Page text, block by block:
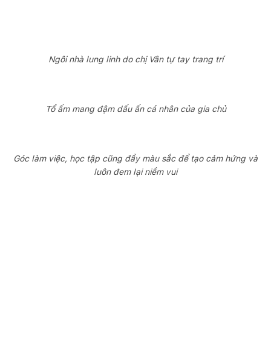
Ngôi nhà lung linh do chị Vân tự tay trang trí
Tổ ấm mang đậm dấu ấn cá nhân của gia chủ
Góc làm việc, học tập cũng đầy màu sắc để tạo cảm hứng và
luôn đem lại niềm vui